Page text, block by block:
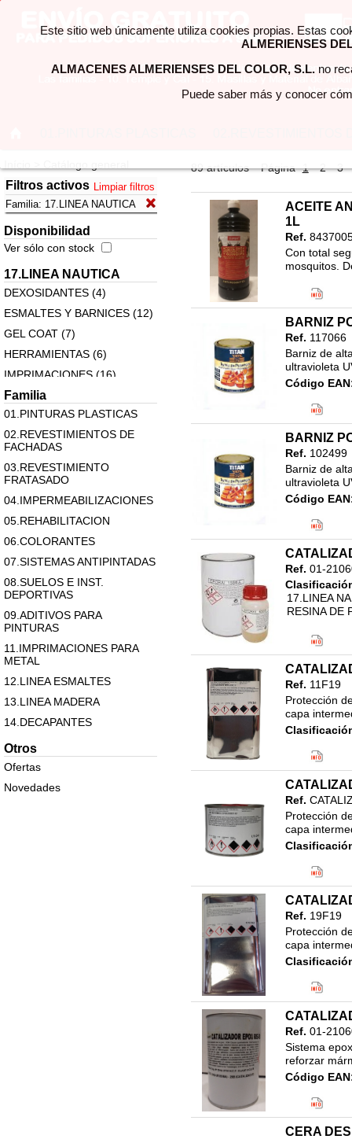
Filtros activos Limpiar filtros
Familia: 17.LINEA NAUTICA
Disponibilidad
Ver sólo con stock
17.LINEA NAUTICA
DEXOSIDANTES (4)
ESMALTES Y BARNICES (12)
GEL COAT (7)
HERRAMIENTAS (6)
IMPRIMACIONES (16)
MASILLAS (2)
PATENTES (24)
RESINA DE POLIESTER Y
EPOXI (17)
Varios (1)
Familia
01.PINTURAS PLASTICAS
02.REVESTIMIENTOS DE
FACHADAS
03.REVESTIMIENTO
FRATASADO
04.IMPERMEABILIZACIONES
05.REHABILITACION
06.COLORANTES
07.SISTEMAS ANTIPINTADAS
08.SUELOS E INST.
DEPORTIVAS
09.ADITIVOS PARA
PINTURAS
11.IMPRIMACIONES PARA
METAL
12.LINEA ESMALTES
13.LINEA MADERA
14.DECAPANTES
15 MASILLAS Y MATERIAL
ALBAÑILERIA
Otros
Ofertas
Novedades
Página 1 2 3
89 artículos
ACEITE
1L
Ref.
Con total
mosquitos.
17.LINEA
RESINA DE
BARNIZ
Ref. 117066
Barniz de
ultravioleta
Código
BARNIZ
Ref. 102499
Barniz de
ultravioleta
Código
17.LINEA
750ML
Ref. 01-
17.LINEA
RESINA DE
Ref. 11F19
Protección
capa
Ref.
Protección
capa
Ref. 19F19
Protección
capa
Ref. 01-
Sistema
reforzar
Código
17.LINEA
RESINA DE
CERA
Este sitio web únicamente utiliza cookies propias. Estas
ALMERIENSES
ALMACENES ALMERIENSES DEL COLOR, S.L.no
Puede saber más y conocer